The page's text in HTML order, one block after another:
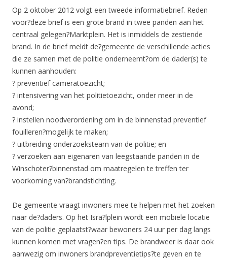
Op 2 oktober 2012 volgt een tweede informatiebrief. Reden
voor?deze brief is een grote brand in twee panden aan het
centraal gelegen?Marktplein. Het is inmiddels de zestiende
brand. In de brief meldt de?gemeente de verschillende acties
die ze samen met de politie onderneemt?om de dader(s) te
kunnen aanhouden:
? preventief cameratoezicht;
? intensivering van het politietoezicht, onder meer in de
avond;
? instellen noodverordening om in de binnenstad preventief
fouilleren?mogelijk te maken;
? uitbreiding onderzoeksteam van de politie; en
? verzoeken aan eigenaren van leegstaande panden in de
Winschoter?binnenstad om maatregelen te treffen ter
voorkoming van?brandstichting.
De gemeente vraagt inwoners mee te helpen met het zoeken
naar de?daders. Op het Isra?lplein wordt een mobiele locatie
van de politie geplaatst?waar bewoners 24 uur per dag langs
kunnen komen met vragen?en tips. De brandweer is daar ook
aanwezig om inwoners brandpreventietips?te geven en te